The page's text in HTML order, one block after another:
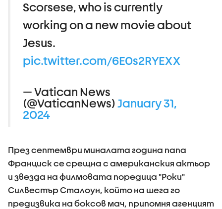
Scorsese, who is currently
working on a new movie about
Jesus.
pic.twitter.com/6E0s2RYEXX
— Vatican News
(@VaticanNews)January 31,
2024
През септември миналата година папа
Франциск се срещна с американския актьор
и звезда на филмовата поредица "Роки"
Силвестър Сталоун, който на шега го
предизвика на боксов мач, припомня агенцият